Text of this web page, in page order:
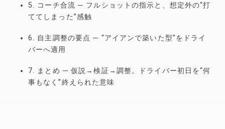
5. コーチ合流 ─ フルショットの指示と、想定外の“打
ててしまった”感触
6. 自主調整の要点 ─ “アイアンで築いた型”をドライ
バーへ適用
7. まとめ ─ 仮説→検証→調整。ドライバー初日を“何
事もなく”終えられた意味